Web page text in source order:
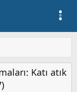
Katı atık